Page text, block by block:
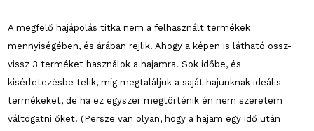
A megfelő hajápolás titka nem a felhasznált termékek
mennyiségében, és árában rejlik! Ahogy a képen is látható össz-
vissz 3 terméket használok a hajamra. Sok időbe, és
kisérletezésbe telik, míg megtaláljuk a saját hajunknak ideális
termékeket, de ha ez egyszer megtörténik én nem szeretem
váltogatni őket. (Persze van olyan, hogy a hajam egy idő után